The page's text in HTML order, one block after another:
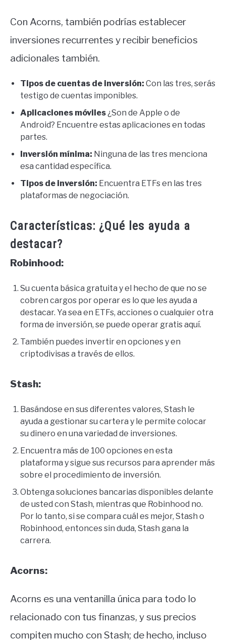
Con Acorns, también podrías establecer
inversiones recurrentes y recibir beneficios
adicionales también.
Tipos de cuentas de inversión: Con las tres, serás
testigo de cuentas imponibles.
Aplicaciones móviles¿Son de Apple o de
Android? Encuentre estas aplicaciones en todas
partes.
Inversión mínima: Ninguna de las tres menciona
esa cantidad específica.
Tipos de inversión: Encuentra ETFs en las tres
plataformas de negociación.
Características: ¿Qué les ayuda a
destacar?
Robinhood:
Su cuenta básica gratuita y el hecho de que no se
cobren cargos por operar es lo que les ayuda a
destacar. Ya sea en ETFs, acciones o cualquier otra
forma de inversión, se puede operar gratis aquí.
También puedes invertir en opciones y en
criptodivisas a través de ellos.
Stash:
Basándose en sus diferentes valores, Stash le
ayuda a gestionar su cartera y le permite colocar
su dinero en una variedad de inversiones.
Encuentra más de 100 opciones en esta
plataforma y sigue sus recursos para aprender más
sobre el procedimiento de inversión.
Obtenga soluciones bancarias disponibles delante
de usted con Stash, mientras que Robinhood no.
Por lo tanto, si se compara cuál es mejor, Stash o
Robinhood, entonces sin duda, Stash gana la
carrera.
Acorns:
Acorns es una ventanilla única para todo lo
relacionado con tus finanzas, y sus precios
compiten mucho con Stash; de hecho, incluso